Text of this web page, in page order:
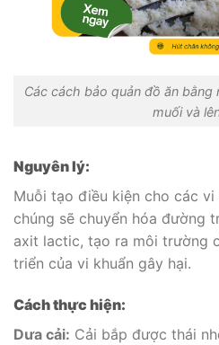
Các cách bảo quản đồ ăn bằng
muối và
Nguyên lý:
Muỗi tạo điều kiện cho các
chúng sẽ chuyển hóa đường
axit lactic, tạo ra môi trường
triển của vi khuẩn gây hại.
Cách thực hiện:
Dưa cải: Cải bắp được thái